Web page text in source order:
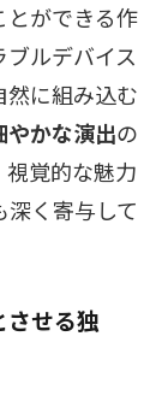
とができる作
ルデバイス
に組み込む
やかな演出の
覚的な魅力
深く寄与して
せる独